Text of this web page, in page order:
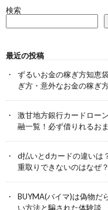
検索
最近の投稿
ずるいお金の稼ぎ方知恵
ぎ方・意外なお金の稼ぎ
激甘地方銀行カードロー
融一覧！必ず借りれるお
d払いとdカードの違いは
重取りできないのはなぜ？
BUYMA(バイマ)は偽物だ
い方法と騙された体験談